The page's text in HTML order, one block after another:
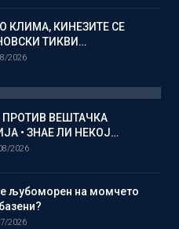
КЛИМА, КИНЕЗИТЕ СЕ
ТИКВИ…
2026
ВЕШТАЧКА
• ЗНАЕ ЛИ НЕКОЈ…
2026
љубоморен на момчето
2026